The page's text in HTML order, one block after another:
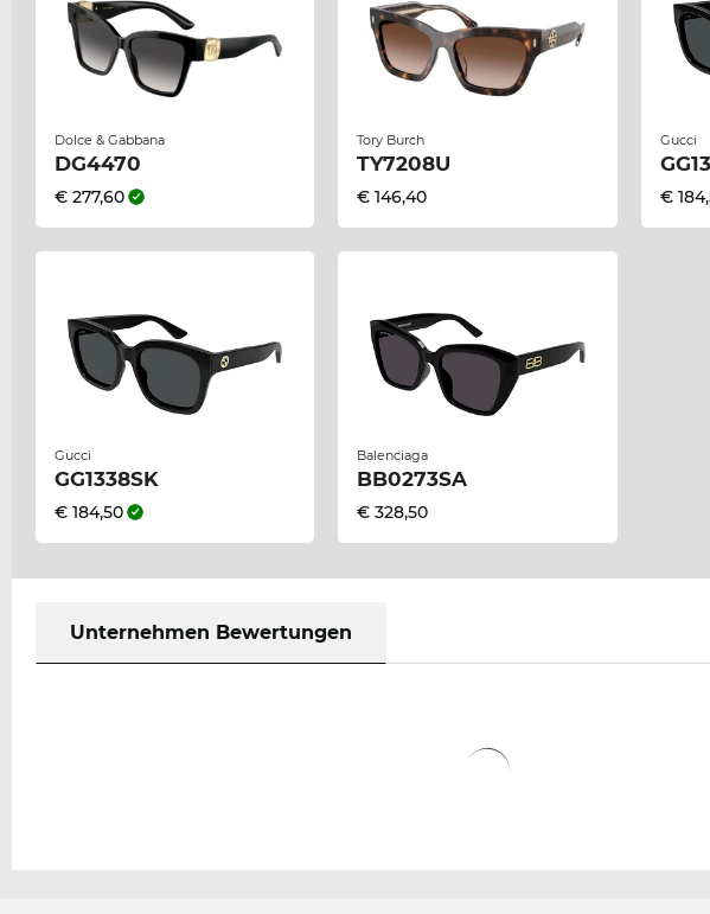
Dolce & Gabbana
DG4470
€ 277,60
Tory Burch
TY7208U
€ 146,40
Gucci
€
Gucci
GG1338SK
€ 184,50
Balenciaga
BB0273SA
€ 328,50
Unternehmen Bewertungen